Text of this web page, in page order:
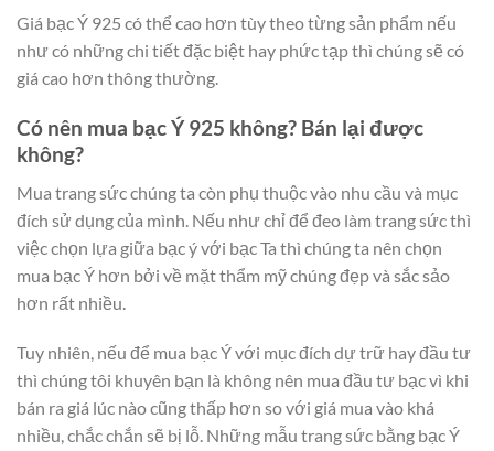
Giá bạc Ý 925 có thể cao hơn tùy theo từng sản phẩm nếu
như có những chi tiết đặc biệt hay phức tạp thì chúng sẽ có
giá cao hơn thông thường.
Có nên mua bạc Ý 925 không? Bán lại được
không?
Mua trang sức chúng ta còn phụ thuộc vào nhu cầu và mục
đích sử dụng của mình. Nếu như chỉ để đeo làm trang sức thì
việc chọn lựa giữa bạc ý với bạc Ta thì chúng ta nên chọn
mua bạc Ý hơn bởi về mặt thẩm mỹ chúng đẹp và sắc sảo
hơn rất nhiều.
Tuy nhiên, nếu để mua bạc Ý với mục đích dự trữ hay đầu tư
thì chúng tôi khuyên bạn là không nên mua đầu tư bạc vì khi
bán ra giá lúc nào cũng thấp hơn so với giá mua vào khá
nhiều, chắc chắn sẽ bị lỗ. Những mẫu trang sức bằng bạc Ý